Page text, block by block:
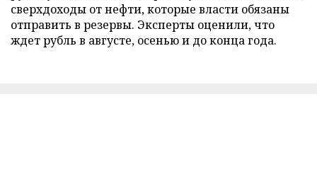
сверхдоходы от нефти, которые власти обязаны
отправить в резервы. Эксперты оценили, что
ждет рубль в августе, осенью и до конца года.